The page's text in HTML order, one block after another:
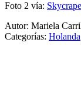
Foto 2 vía:
Autor: Mariela
Categorías: Holanda